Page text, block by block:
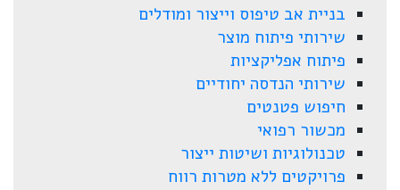
בניית אב טיפוס וייצור ומודלים
שירותי פיתוח מוצר
פיתוח אפליקציות
שירותי הנדסה יחודיים
חיפוש פטנטים
מכשור רפואי
טכנולוגיות ושיטות ייצור
פרויקטים ללא מטרות רווח